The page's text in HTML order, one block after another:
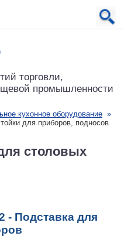
торговли,
промышленности
кухонное оборудование »
для приборов, подносов
столовых
- Подставка для